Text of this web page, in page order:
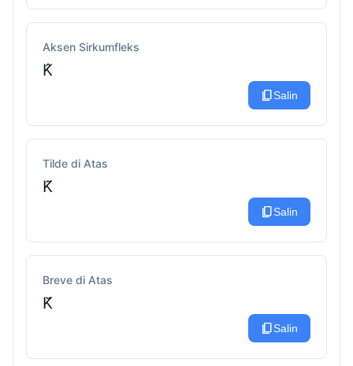
Aksen Sirkumfleks
K̂
content_copySalin
Tilde di Atas
K̃
content_copySalin
Breve di Atas
K̆
content_copySalin